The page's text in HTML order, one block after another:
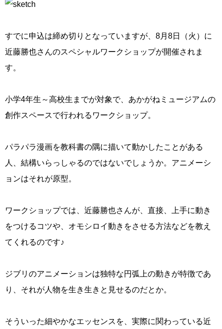
すでに申込は締め切りとなっていますが、8月8日（火）に
近藤勝也さんのスペシャルワークショップが開催されま
す。
小学4年生～高校生までが対象で、あかがねミュージアムの
創作スペースで行われるワークショップ。
パラパラ漫画を教科書の隅に描いて動かしたことがある
人、結構いらっしゃるのではないでしょうか。アニメーシ
ョンはそれが原型。
ワークショップでは、近藤勝也さんが、直接、上手に動き
をつけるコツや、オモシロイ動きをさせる方法などを教え
てくれるのです♪
ジブリのアニメーションは独特な円弧上の動きが特徴であ
り、それが人物を生き生きと見せるのだとか。
そういった細やかなエッセンスを、実際に関わっている近